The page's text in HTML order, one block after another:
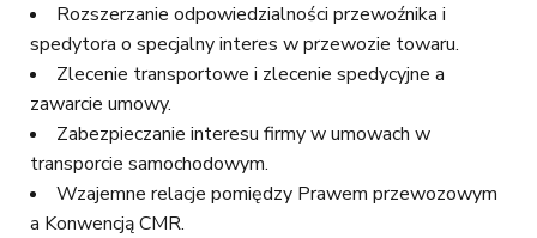
Rozszerzanie odpowiedzialności przewoźnika i
spedytora o specjalny interes w przewozie towaru.
Zlecenie transportowe i zlecenie spedycyjne a
zawarcie umowy.
Zabezpieczanie interesu firmy w umowach w
transporcie samochodowym.
Wzajemne relacje pomiędzy Prawem przewozowym
a Konwencją CMR.